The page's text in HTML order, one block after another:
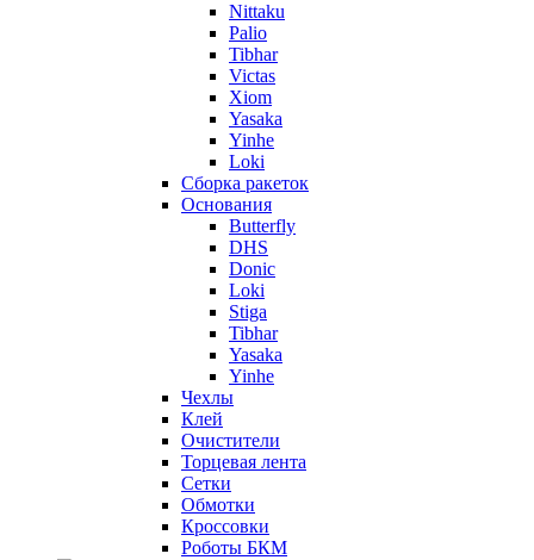
Nittaku
Palio
Tibhar
Victas
Xiom
Yasaka
Yinhe
Loki
Сборка ракеток
Основания
Butterfly
DHS
Donic
Loki
Stiga
Tibhar
Yasaka
Yinhe
Чехлы
Клей
Очистители
Торцевая лента
Сетки
Обмотки
Кроссовки
Роботы БКМ